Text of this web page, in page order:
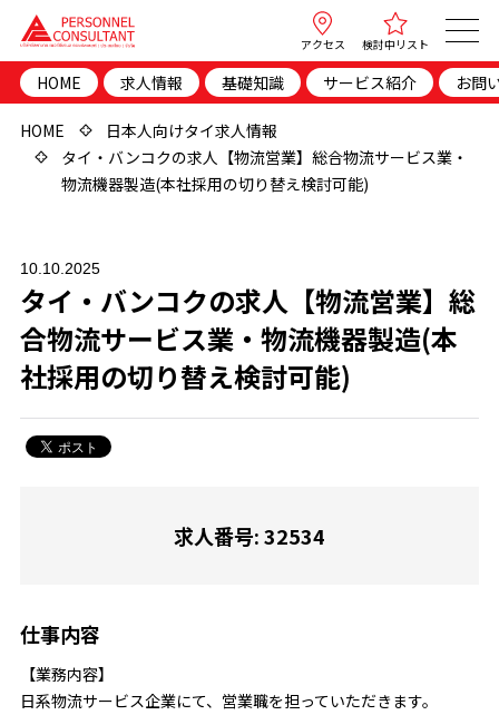
アクセス 検討中リスト
HOME 求人情報 基礎知識 サービス紹介 お問
HOME
日本人向けタイ求人情報
タイ・バンコクの求人【物流営業】総合物流サービス業・
物流機器製造(本社採用の切り替え検討可能)
10.10.2025
タイ・バンコクの求人【物流営業】総
合物流サービス業・物流機器製造(本
社採用の切り替え検討可能)
求人番号: 32534
仕事内容
【業務内容】
日系物流サービス企業にて、営業職を担っていただきます。